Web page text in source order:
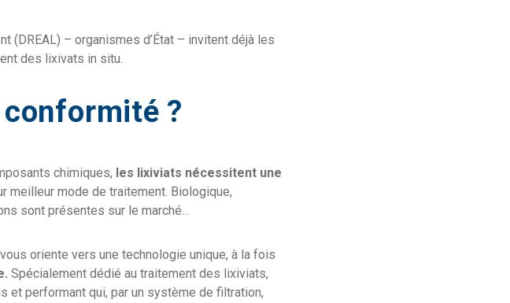
(DREAL) – organismes d’État – invitent déjà les
des lixivats in situ.
?
chimiques, les lixiviats nécessitent une
meilleur mode de traitement. Biologique,
sont présentes sur le marché…
oriente vers une technologie unique, à la fois
Spécialement dédié au traitement des lixiviats,
et performant qui, par un système de filtration,